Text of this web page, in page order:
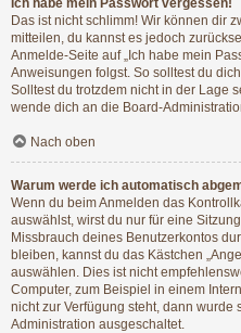
Das ist nicht schlimm! Wir können dir
mitteilen, du kannst es jedoch
Anmelde-Seite auf „Ich habe mein
Anweisungen folgst. So solltest du
Solltest du trotzdem nicht in der Lage
wende dich an die Board-
Nach oben
Warum werde ich automatisch
Wenn du beim Anmelden das
auswählst, wirst du nur für eine
Missbrauch deines Benutzerkontos
bleiben, kannst du das Kästchen
auswählen. Dies ist nicht
Computer, zum Beispiel in einem
nicht zur Verfügung steht, dann wurde
Administration ausgeschaltet.